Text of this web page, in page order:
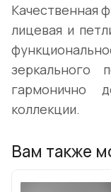
Качественная
лицевая и
зеркального
гармонично
коллекции.
Вам также